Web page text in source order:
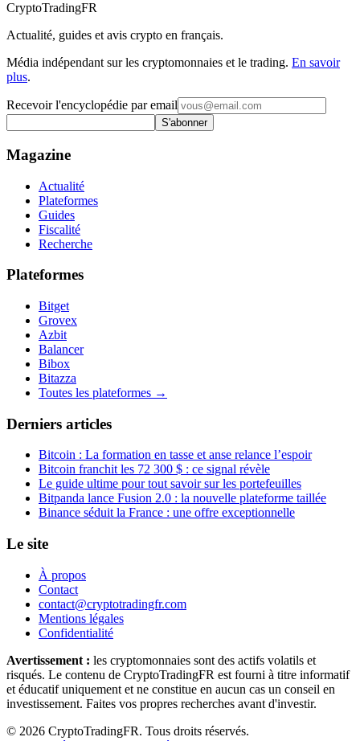
CryptoTradingFR
Actualité, guides et avis crypto en français.
Média indépendant sur les cryptomonnaies et le trading. En savoir
plus.
Recevoir l'encyclopédie par email
S'abonner
Magazine
Actualité
Plateformes
Guides
Fiscalité
Recherche
Plateformes
Bitget
Grovex
Azbit
Balancer
Bibox
Bitazza
Toutes les plateformes →
Derniers articles
Bitcoin : La formation en tasse et anse relance l’espoir
Bitcoin franchit les 72 300 $ : ce signal révèle
Le guide ultime pour tout savoir sur les portefeuilles
Bitpanda lance Fusion 2.0 : la nouvelle plateforme taillée
Binance séduit la France : une offre exceptionnelle
Le site
À propos
Contact
contact@cryptotradingfr.com
Mentions légales
Confidentialité
Avertissement : les cryptomonnaies sont des actifs volatils et
risqués. Le contenu de CryptoTradingFR est fourni à titre informatif
et éducatif uniquement et ne constitue en aucun cas un conseil en
investissement. Faites vos propres recherches avant d'investir.
© 2026 CryptoTradingFR. Tous droits réservés.